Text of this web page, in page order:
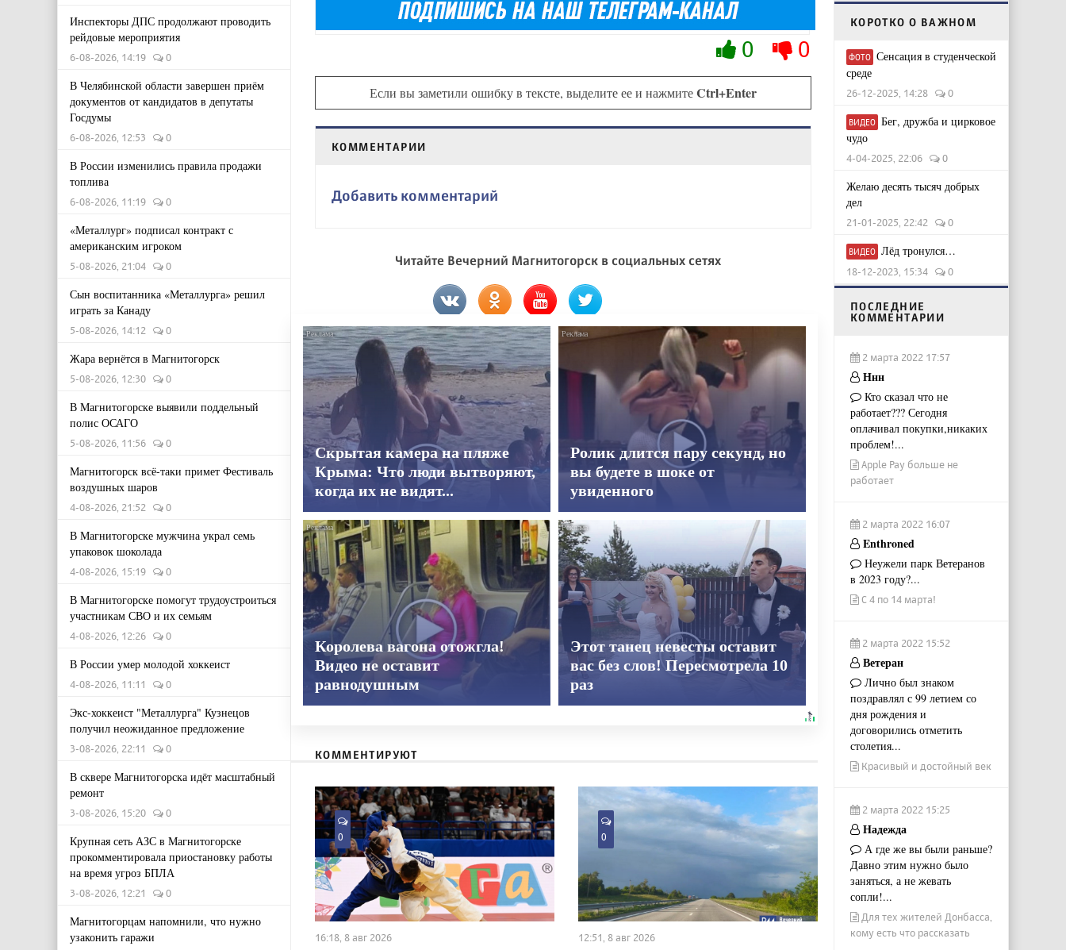
Инспекторы ДПС продолжают проводить
рейдовые мероприятия
6-08-2026, 14:19 0
В Челябинской области завершен приём
документов от кандидатов в депутаты
Госдумы
6-08-2026, 12:53 0
В России изменились правила продажи
топлива
6-08-2026, 11:19 0
«Металлург» подписал контракт с
американским игроком
5-08-2026, 21:04 0
Сын воспитанника «Металлурга» решил
играть за Канаду
5-08-2026, 14:12 0
Жара вернётся в Магнитогорск
5-08-2026, 12:30 0
В Магнитогорске выявили поддельный
полис ОСАГО
5-08-2026, 11:56 0
Магнитогорск всё-таки примет Фестиваль
воздушных шаров
4-08-2026, 21:52 0
В Магнитогорске мужчина украл семь
упаковок шоколада
4-08-2026, 15:19 0
В Магнитогорске помогут трудоустроиться
участникам СВО и их семьям
4-08-2026, 12:26 0
В России умер молодой хоккеист
4-08-2026, 11:11 0
Экс-хоккеист "Металлурга" Кузнецов
получил неожиданное предложение
3-08-2026, 22:11 0
В сквере Магнитогорска идёт масштабный
ремонт
3-08-2026, 15:20 0
Крупная сеть АЗС в Магнитогорске
прокомментировала приостановку работы
на время угроз БПЛА
3-08-2026, 12:21 0
Магнитогорцам напомнили, что нужно
узаконить гаражи
0 0
Если вы заметили ошибку в тексте, выделите ее и нажмитеCtrl+Enter
КОММЕНТАРИИ
Добавить комментарий
Читайте Вечерний Магнитогорск в социальных сетях
Скрытая камера на пляже
Крыма: Что люди вытворяют,
когда их не видят...
Ролик длится пару секунд, но
вы будете в шоке от
увиденного
Королева вагона отожгла!
Видео не оставит
равнодушным
Этот танец невесты оставит
вас без слов! Пересмотрела 10
раз
КОММЕНТИРУЮТ
0
16:18, 8 авг 2026
0
12:51, 8 авг 2026
КОРОТКО О ВАЖНОМ
ФОТО Сенсация в студенческой
среде
26-12-2025, 14:28 0
ВИДЕО Бег, дружба и цирковое
чудо
4-04-2025, 22:06 0
Желаю десять тысяч добрых
дел
21-01-2025, 22:42 0
ВИДЕО Лёд тронулся…
18-12-2023, 15:34 0
ПОСЛЕДНИЕ
КОММЕНТАРИИ
2 марта 2022 17:57
Ннн
Кто сказал что не
работает??? Сегодня
оплачивал покупки,никаких
проблем!...
Apple Pay больше не
работает
2 марта 2022 16:07
Enthroned
Неужели парк Ветеранов
в 2023 году?...
С 4 по 14 марта!
2 марта 2022 15:52
Ветеран
Лично был знаком
поздравлял с 99 летием со
дня рождения и
договорились отметить
столетия...
Красивый и достойный век
2 марта 2022 15:25
Надежда
А где же вы были раньше?
Давно этим нужно было
заняться, а не жевать
сопли!...
Для тех жителей Донбасса,
кому есть что рассказать